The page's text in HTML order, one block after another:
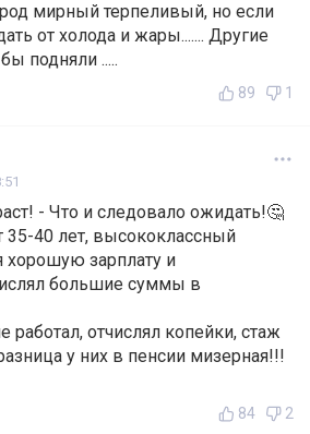
мирный терпеливый, но если
от холода и жары....... Другие
подняли .....
89 1
- Что и следовало ожидать!🤔
35-40 лет, высококлассный
хорошую зарплату и
большие суммы в
работал, отчислял копейки, стаж
у них в пенсии мизерная!!!
84 2